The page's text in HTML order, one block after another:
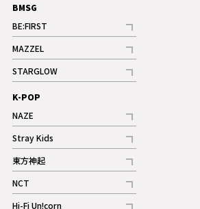
BMSG
BE:FIRST
記事
ギャラリー
MAZZEL
記事
ギャラリー
STARGLOW
記事
K-POP
NAZE
記事
Stray Kids
記事
東方神起
記事
NCT
記事
Hi-Fi Un!corn